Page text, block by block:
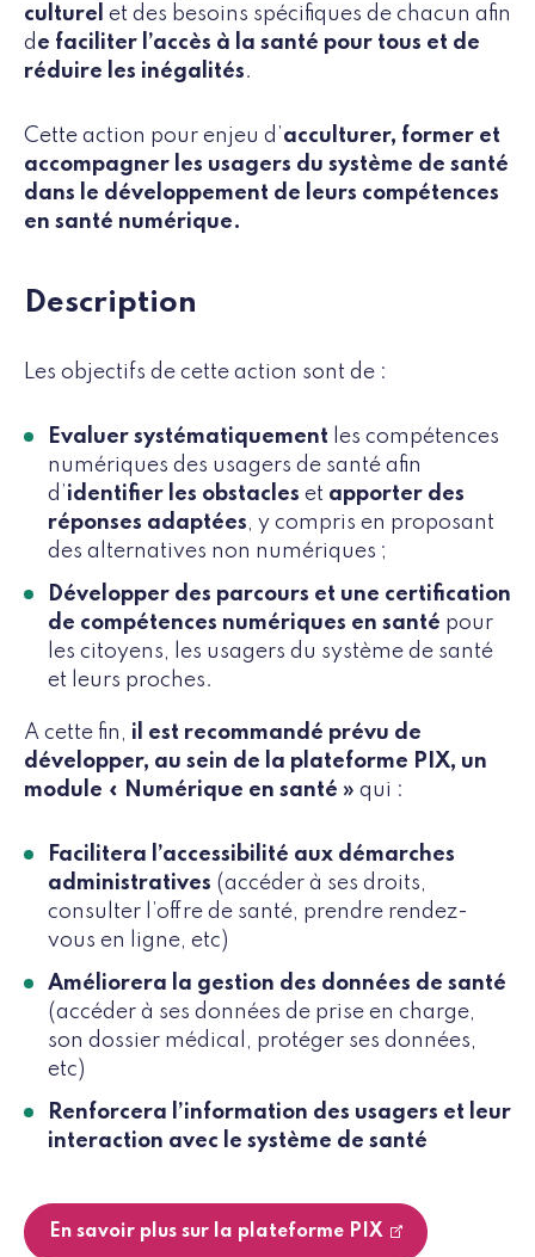
culturel et des besoins spécifiques de chacun afin
d e faciliter l’accès à la santé pour tous et de
réduire les inégalités.
Cette action pour enjeu d’acculturer, former et
accompagner les usagers du système de santé
dans le développement de leurs compétences
en santé numérique.
Description
Les objectifs de cette action sont de :
Evaluer systématiquement les compétences
numériques des usagers de santé afin
d’identifier les obstacles et apporter des
réponses adaptées, y compris en proposant
des alternatives non numériques ;
Développer des parcours et une certification
de compétences numériques en santé pour
les citoyens, les usagers du système de santé
et leurs proches.
A cette fin, il est recommandé prévu de
développer, au sein de la plateforme PIX, un
module « Numérique en santé » qui :
Facilitera l’accessibilité aux démarches
administratives (accéder à ses droits,
consulter l’offre de santé, prendre rendez-
vous en ligne, etc)
Améliorera la gestion des données de santé
(accéder à ses données de prise en charge,
son dossier médical, protéger ses données,
etc)
Renforcera l’information des usagers et leur
interaction avec le système de santé
En savoir plus sur la plateforme PIX